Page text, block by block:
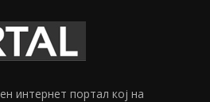
интернет портал кој на